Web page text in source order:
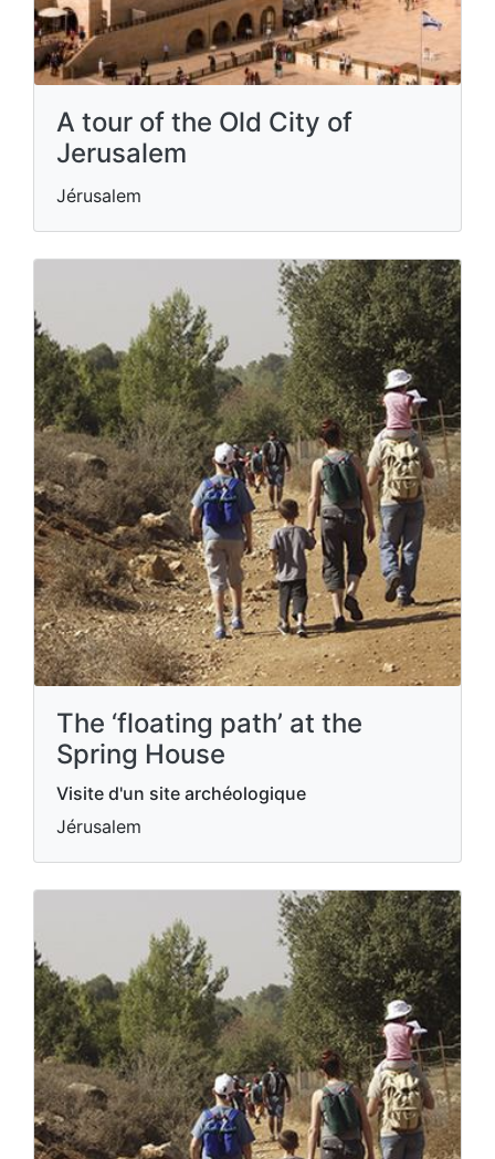
A tour of the Old City of
Jerusalem
Jérusalem
The ‘floating path’ at the
Spring House
Visite d'un site archéologique
Jérusalem